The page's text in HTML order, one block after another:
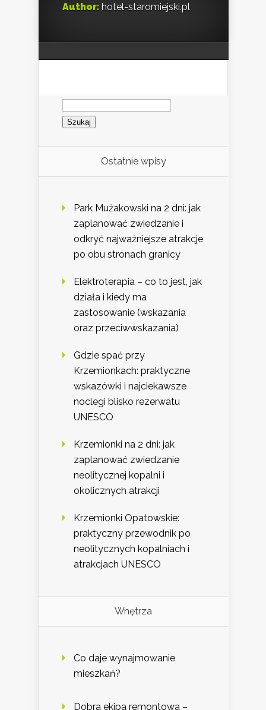
Author: hotel-staromiejski.pl
Szukaj:
Ostatnie wpisy
Park Mużakowski na 2 dni: jak
zaplanować zwiedzanie i
odkryć najważniejsze atrakcje
po obu stronach granicy
Elektroterapia – co to jest, jak
działa i kiedy ma
zastosowanie (wskazania
oraz przeciwwskazania)
Gdzie spać przy
Krzemionkach: praktyczne
wskazówki i najciekawsze
noclegi blisko rezerwatu
UNESCO
Krzemionki na 2 dni: jak
zaplanować zwiedzanie
neolitycznej kopalni i
okolicznych atrakcji
Krzemionki Opatowskie:
praktyczny przewodnik po
neolitycznych kopalniach i
atrakcjach UNESCO
Wnętrza
Co daje wynajmowanie
mieszkań?
Dobra ekipa remontowa –